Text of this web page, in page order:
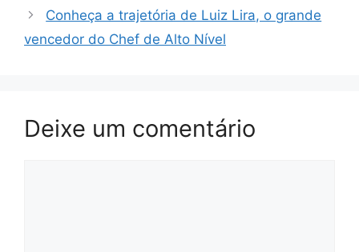
Conheça a trajetória de Luiz Lira, o grande
vencedor do Chef de Alto Nível
Deixe um comentário